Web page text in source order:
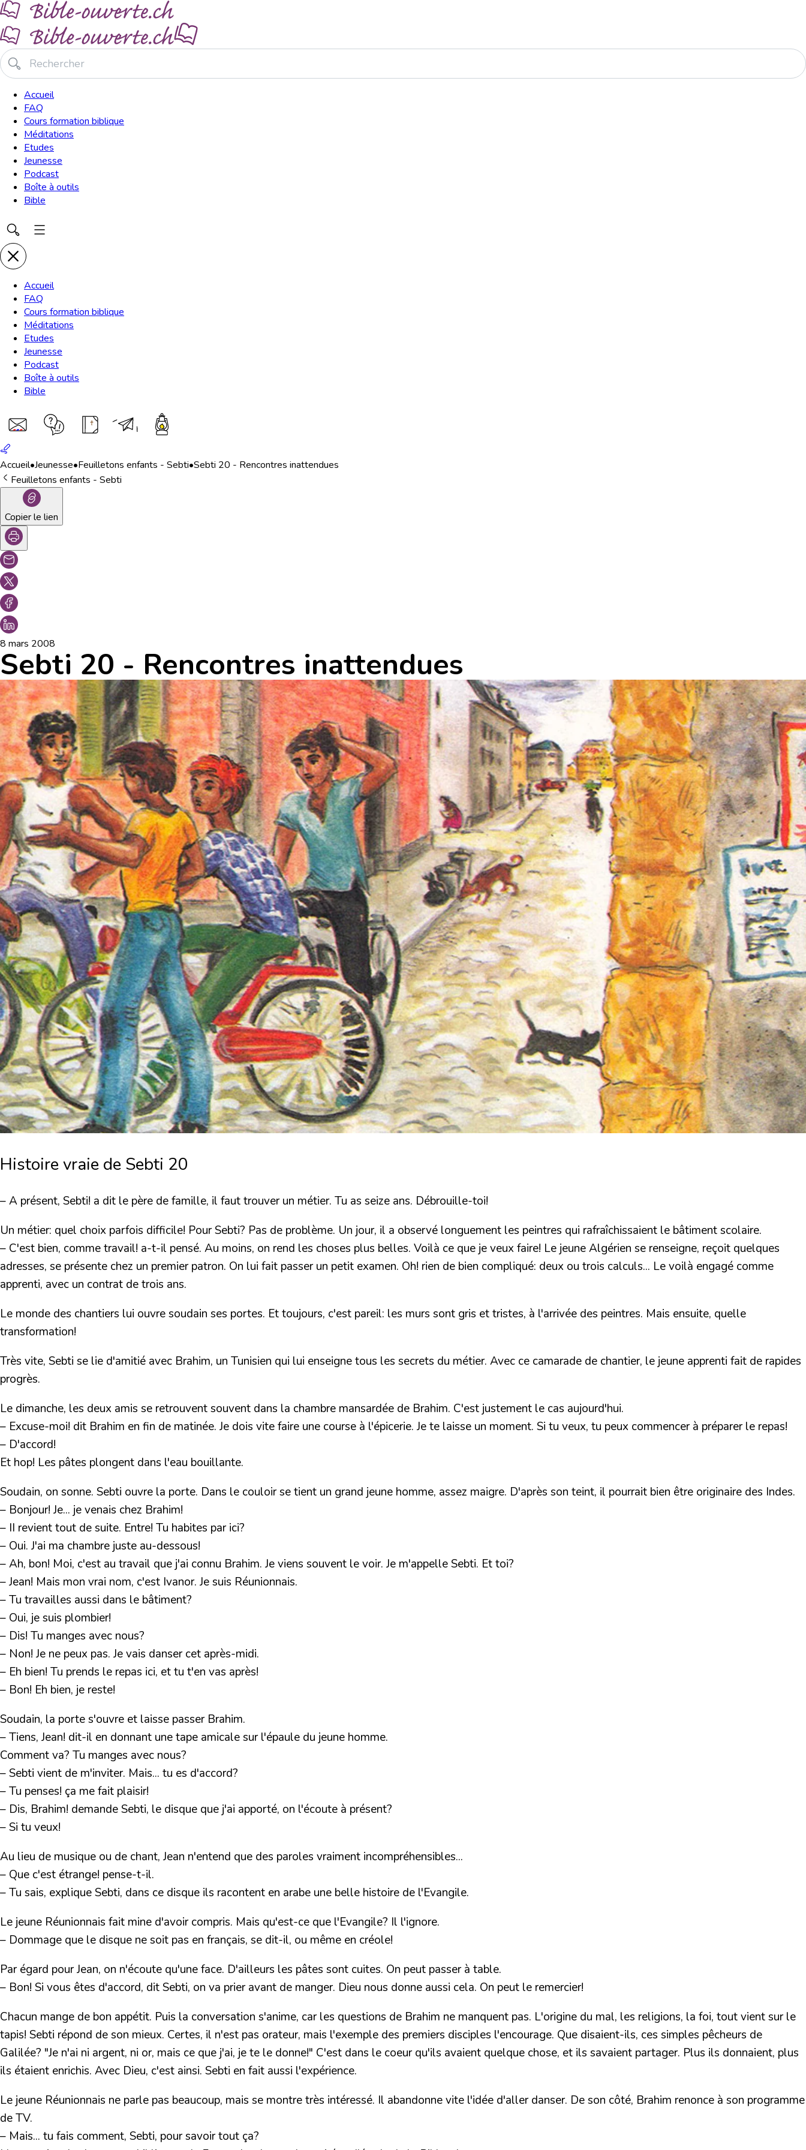
Accueil
FAQ
Cours formation biblique
Méditations
Etudes
Jeunesse
Podcast
Boîte à outils
Bible
Accueil
FAQ
Cours formation biblique
Méditations
Etudes
Jeunesse
Podcast
Boîte à outils
Bible
Accueil•Jeunesse•Feuilletons enfants - Sebti•Sebti 20 - Rencontres inattendues
Feuilletons enfants - Sebti
Copier le lien
8 mars 2008
Sebti 20 - Rencontres inattendues
Histoire vraie de Sebti 20
– A présent, Sebti! a dit le père de famille, il faut trouver un métier. Tu as seize ans. Débrouille-toi!
Un métier: quel choix parfois difficile! Pour Sebti? Pas de problème. Un jour, il a observé longuement les peintres qui rafraîchissaient le bâtiment scolaire.
– C'est bien, comme travail! a-t-il pensé. Au moins, on rend les choses plus belles. Voilà ce que je veux faire! Le jeune Algérien se renseigne, reçoit quelques
adresses, se présente chez un premier patron. On lui fait passer un petit examen. Oh! rien de bien compliqué: deux ou trois calculs... Le voilà engagé comme
apprenti, avec un contrat de trois ans.
Le monde des chantiers lui ouvre soudain ses portes. Et toujours, c'est pareil: les murs sont gris et tristes, à l'arrivée des peintres. Mais ensuite, quelle
transformation!
Très vite, Sebti se lie d'amitié avec Brahim, un Tunisien qui lui enseigne tous les secrets du métier. Avec ce camarade de chantier, le jeune apprenti fait de rapides
progrès.
Le dimanche, les deux amis se retrouvent souvent dans la chambre mansardée de Brahim. C'est justement le cas aujourd'hui.
– Excuse-moi! dit Brahim en fin de matinée. Je dois vite faire une course à l'épicerie. Je te laisse un moment. Si tu veux, tu peux commencer à préparer le repas!
– D'accord!
Et hop! Les pâtes plongent dans l'eau bouillante.
Soudain, on sonne. Sebti ouvre la porte. Dans le couloir se tient un grand jeune homme, assez maigre. D'après son teint, il pourrait bien être originaire des Indes.
– Bonjour! Je... je venais chez Brahim!
– II revient tout de suite. Entre! Tu habites par ici?
– Oui. J'ai ma chambre juste au-dessous!
– Ah, bon! Moi, c'est au travail que j'ai connu Brahim. Je viens souvent le voir. Je m'appelle Sebti. Et toi?
– Jean! Mais mon vrai nom, c'est Ivanor. Je suis Réunionnais.
– Tu travailles aussi dans le bâtiment?
– Oui, je suis plombier!
– Dis! Tu manges avec nous?
– Non! Je ne peux pas. Je vais danser cet après-midi.
– Eh bien! Tu prends le repas ici, et tu t'en vas après!
– Bon! Eh bien, je reste!
Soudain, la porte s'ouvre et laisse passer Brahim.
– Tiens, Jean! dit-il en donnant une tape amicale sur l'épaule du jeune homme.
Comment va? Tu manges avec nous?
– Sebti vient de m'inviter. Mais... tu es d'accord?
– Tu penses! ça me fait plaisir!
– Dis, Brahim! demande Sebti, le disque que j'ai apporté, on l'écoute à présent?
– Si tu veux!
Au lieu de musique ou de chant, Jean n'entend que des paroles vraiment incompréhensibles...
– Que c'est étrange! pense-t-il.
– Tu sais, explique Sebti, dans ce disque ils racontent en arabe une belle histoire de l'Evangile.
Le jeune Réunionnais fait mine d'avoir compris. Mais qu'est-ce que l'Evangile? Il l'ignore.
– Dommage que le disque ne soit pas en français, se dit-il, ou même en créole!
Par égard pour Jean, on n'écoute qu'une face. D'ailleurs les pâtes sont cuites. On peut passer à table.
– Bon! Si vous êtes d'accord, dit Sebti, on va prier avant de manger. Dieu nous donne aussi cela. On peut le remercier!
Chacun mange de bon appétit. Puis la conversation s'anime, car les questions de Brahim ne manquent pas. L'origine du mal, les religions, la foi, tout vient sur le
tapis! Sebti répond de son mieux. Certes, il n'est pas orateur, mais l'exemple des premiers disciples l'encourage. Que disaient-ils, ces simples pêcheurs de
Galilée? "Je n'ai ni argent, ni or, mais ce que j'ai, je te le donne!" C'est dans le coeur qu'ils avaient quelque chose, et ils savaient partager. Plus ils donnaient, plus
ils étaient enrichis. Avec Dieu, c'est ainsi. Sebti en fait aussi l'expérience.
Le jeune Réunionnais ne parle pas beaucoup, mais se montre très intéressé. Il abandonne vite l'idée d'aller danser. De son côté, Brahim renonce à son programme
de TV.
– Mais... tu fais comment, Sebti, pour savoir tout ça?